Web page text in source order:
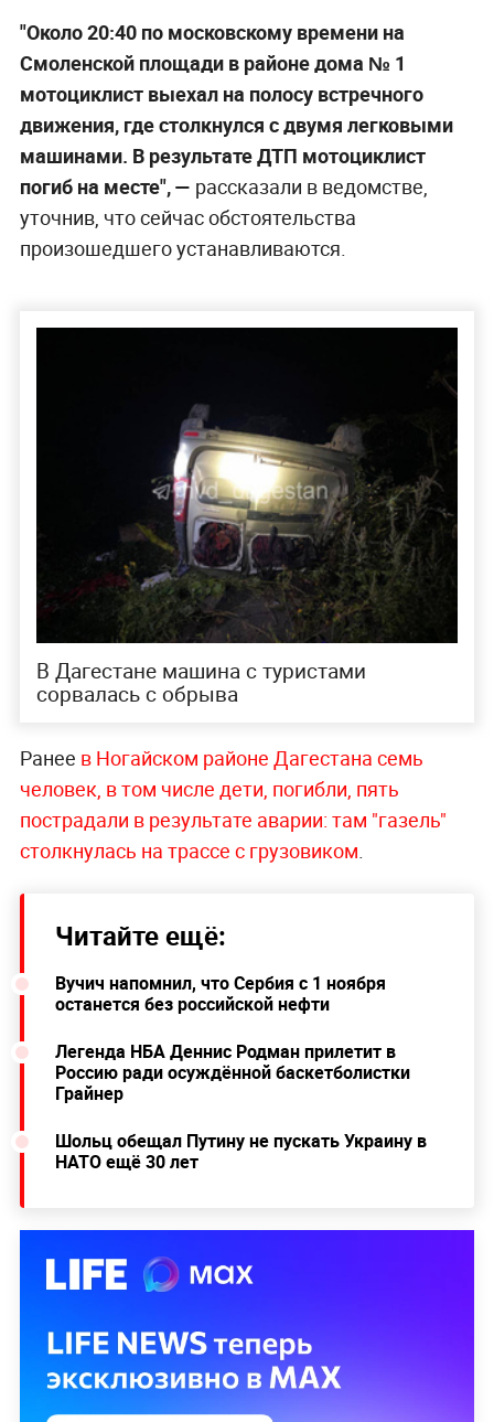
"Около 20:40 по московскому времени на
Смоленской площади в районе дома № 1
мотоциклист выехал на полосу встречного
движения, где столкнулся с двумя легковыми
машинами. В результате ДТП мотоциклист
погиб на месте", — рассказали в ведомстве,
уточнив, что сейчас обстоятельства
произошедшего устанавливаются.
В Дагестане машина с туристами
сорвалась с обрыва
Ранее в Ногайском районе Дагестана семь
человек, в том числе дети, погибли, пять
пострадали в результате аварии: там "газель"
столкнулась на трассе с грузовиком.
Читайте ещё:
Вучич напомнил, что Сербия с 1 ноября
останется без российской нефти
Легенда НБА Деннис Родман прилетит в
Россию ради осуждённой баскетболистки
Грайнер
Шольц обещал Путину не пускать Украину в
НАТО ещё 30 лет